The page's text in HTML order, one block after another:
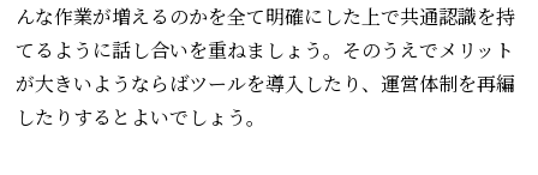
んな作業が増えるのかを全て明確にした上で共通認識を持
てるように話し合いを重ねましょう。そのうえでメリット
が大きいようならばツールを導入したり、運営体制を再編
したりするとよいでしょう。